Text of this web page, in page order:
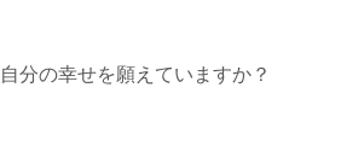
自分の幸せを願えていますか？